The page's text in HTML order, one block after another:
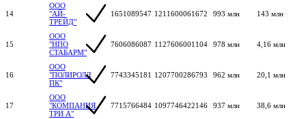
14
ООО
"АЙ-
ТРЕЙД"
1651089547 1211600061672 993 млн 143 млн
15
ООО
"НПО
СТАБАРМ"
7606086087 1127606001104 978 млн 4,16 млн
16
ООО
"ПОЛИРОЛЛ
ПК"
7743345181 1207700286793 962 млн 20,1 млн
17
ООО
"КОМПАНИЯ
ТРИ А"
7715766484 1097746422146 937 млн 38,6 млн